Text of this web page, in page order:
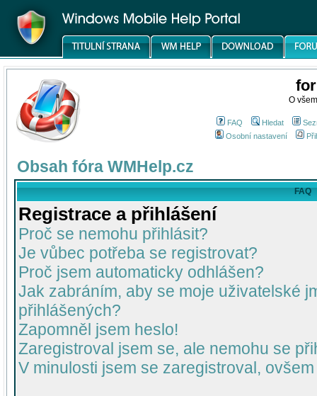
O
FAQ Hledat
Osobní nastavení
Obsah fóra WMHelp.cz
FAQ
Registrace a přihlášení
Proč se nemohu přihlásit?
Je vůbec potřeba se registrovat?
Proč jsem automaticky odhlášen?
Jak zabráním, aby se moje uživatelské
přihlášených?
Zapomněl jsem heslo!
Zaregistroval jsem se, ale nemohu se
V minulosti jsem se zaregistroval,